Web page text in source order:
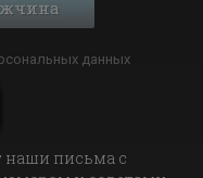
данных
наши письма с